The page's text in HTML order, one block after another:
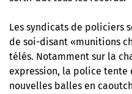
Les syndicats de policiers
de soi-disant «munitions
télés. Notamment sur la
expression, la police tente
nouvelles balles en